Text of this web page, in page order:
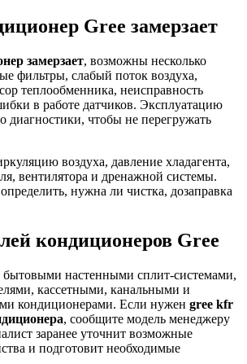
Gree замерзает
замерзает, возможны несколько
фильтры, слабый поток воздуха,
теплообменника, неисправность
в работе датчиков. Эксплуатацию
диагностики, чтобы не перегружать
воздуха, давление хладагента,
вентилятора и дренажной системы.
нужна ли чистка, дозаправка
кондиционеров Gree
бытовыми настенными сплит-системами,
кассетными, канальными и
кондиционерами. Если нужен gree kfr
, сообщите модель менеджеру
заранее уточнит возможные
и подготовит необходимые